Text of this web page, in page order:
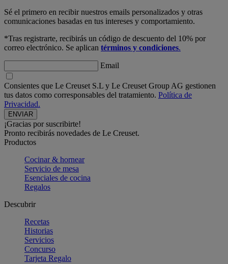
Sé el primero en recibir nuestros emails personalizados y otras
comunicaciones basadas en tus intereses y comportamiento.
*Tras registrarte, recibirás un código de descuento del 10% por
correo electrónico. Se aplican términos y condiciones.
Email
Consientes que Le Creuset S.L y Le Creuset Group AG gestionen
tus datos como corresponsables del tratamiento. Política de
Privacidad.
¡Gracias por suscribirte!
Pronto recibirás novedades de Le Creuset.
Productos
Cocinar & hornear
Servicio de mesa
Esenciales de cocina
Regalos
Descubrir
Recetas
Historias
Servicios
Concurso
Tarjeta Regalo